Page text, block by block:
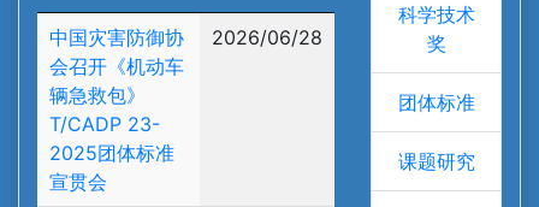
中国灾害防御协
会召开《机动车
辆急救包》
T/CADP 23-
2025团体标准
宣贯会
2026/06/28
科学技术
奖
团体标准
课题研究